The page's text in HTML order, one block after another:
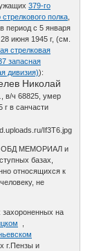
379-го
стрелкового полка
период с 5 января
июня 1945 г, (см.
стрелковая
запасная
дивизия)):
Николай
, в/ч 68825, умер
г в санчасти
ОБД МЕМОРИАЛ и
базах,
относящихся к
не
захороненных на
г.Пензы и